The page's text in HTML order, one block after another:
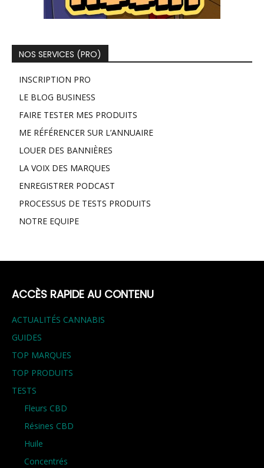
NOS SERVICES (PRO)
INSCRIPTION PRO
LE BLOG BUSINESS
FAIRE TESTER MES PRODUITS
ME RÉFÉRENCER SUR L’ANNUAIRE
LOUER DES BANNIÈRES
LA VOIX DES MARQUES
ENREGISTRER PODCAST
PROCESSUS DE TESTS PRODUITS
NOTRE EQUIPE
ACCÈS RAPIDE AU CONTENU
ACTUALITÉS CANNABIS
GUIDES
TOP MARQUES
TOP PRODUITS
TESTS
Fleurs CBD
Résines CBD
Huile
Concentrés